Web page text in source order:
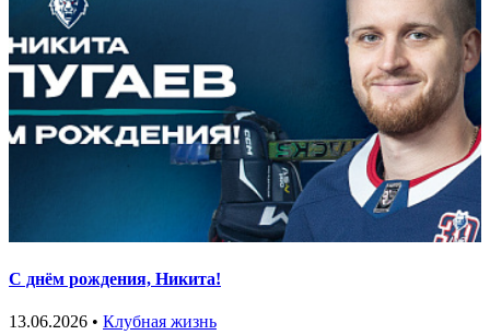
С днём рождения, Никита!
13.06.2026 • Клубная жизнь